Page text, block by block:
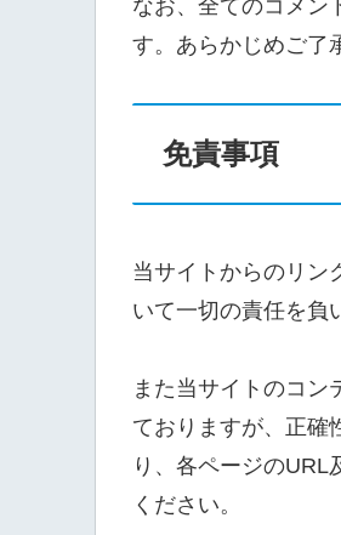
なお、全てのコメン
す。あらかじめご了
免責事項
当サイトからのリン
いて一切の責任を負
また当サイトのコン
ておりますが、正確
り、各ページのURL
ください。